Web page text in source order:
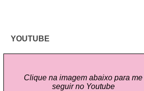
YOUTUBE
Clique na imagem abaixo para me
seguir no Youtube